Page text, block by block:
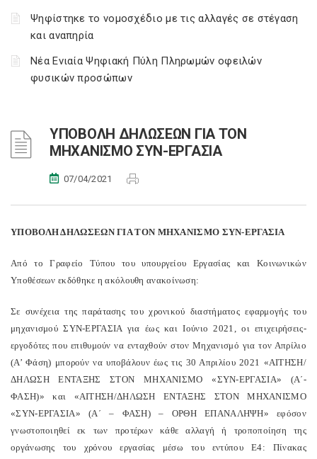
Ψηφίστηκε το νομοσχέδιο με τις αλλαγές σε στέγαση
και αναπηρία
Νέα Ενιαία Ψηφιακή Πύλη Πληρωμών οφειλών
φυσικών προσώπων
ΥΠΟΒΟΛΗ ΔΗΛΩΣΕΩΝ ΓΙΑ ΤΟΝ
ΜΗΧΑΝΙΣΜΟ ΣΥΝ-ΕΡΓΑΣΙΑ
07/04/2021
ΥΠΟΒΟΛΗ ΔΗΛΩΣΕΩΝ ΓΙΑ ΤΟΝ ΜΗΧΑΝΙΣΜΟ ΣΥΝ-ΕΡΓΑΣΙΑ
Από το Γραφείο Τύπου του υπουργείου Εργασίας και Κοινωνικών
Υποθέσεων εκδόθηκε η ακόλουθη ανακοίνωση:
Σε συνέχεια της παράτασης του χρονικού διαστήματος εφαρμογής του
μηχανισμού ΣΥΝ-ΕΡΓΑΣΙΑ για έως και Ιούνιο 2021, οι επιχειρήσεις-
εργοδότες που επιθυμούν να ενταχθούν στον Μηχανισμό για τον Απρίλιο
(Α’ Φάση) μπορούν να υποβάλουν έως τις 30 Απριλίου 2021 «ΑΙΤΗΣΗ/
ΔΗΛΩΣΗ ΕΝΤΑΞΗΣ ΣΤΟΝ ΜΗΧΑΝΙΣΜΟ «ΣΥΝ-ΕΡΓΑΣΙΑ» (Α΄-
ΦΑΣΗ)» και «ΑΙΤΗΣΗ/ΔΗΛΩΣΗ ΕΝΤΑΞΗΣ ΣΤΟΝ ΜΗΧΑΝΙΣΜΟ
«ΣΥΝ-ΕΡΓΑΣΙΑ» (Α΄ – ΦΑΣΗ) – ΟΡΘΗ ΕΠΑΝΑΛΗΨΗ» εφόσον
γνωστοποιηθεί εκ των προτέρων κάθε αλλαγή ή τροποποίηση της
οργάνωσης του χρόνου εργασίας μέσω του εντύπου Ε4: Πίνακας